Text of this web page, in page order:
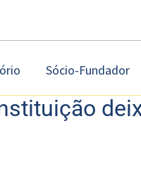
Sócio-Fundador